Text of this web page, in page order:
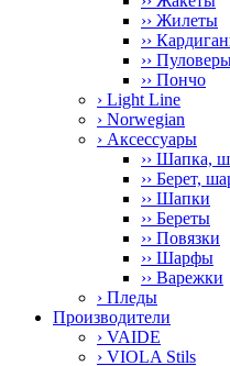
›› Жилеты
››
››
›› Пончо
› Light Line
› Norwegian
› Аксессуары
›› Шапка,
›› Берет,
›› Шапки
›› Береты
›› Повязки
›› Шарфы
›› Варежки
› Пледы
Производители
› VAIDE
› VIOLA Stils